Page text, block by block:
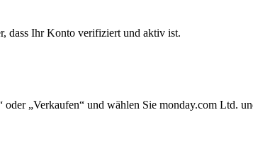
dass Ihr Konto verifiziert und aktiv ist.
„Verkaufen“ und wählen Sie monday.com Ltd.